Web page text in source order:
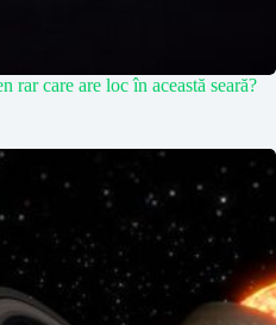
rar care are loc în această seară?